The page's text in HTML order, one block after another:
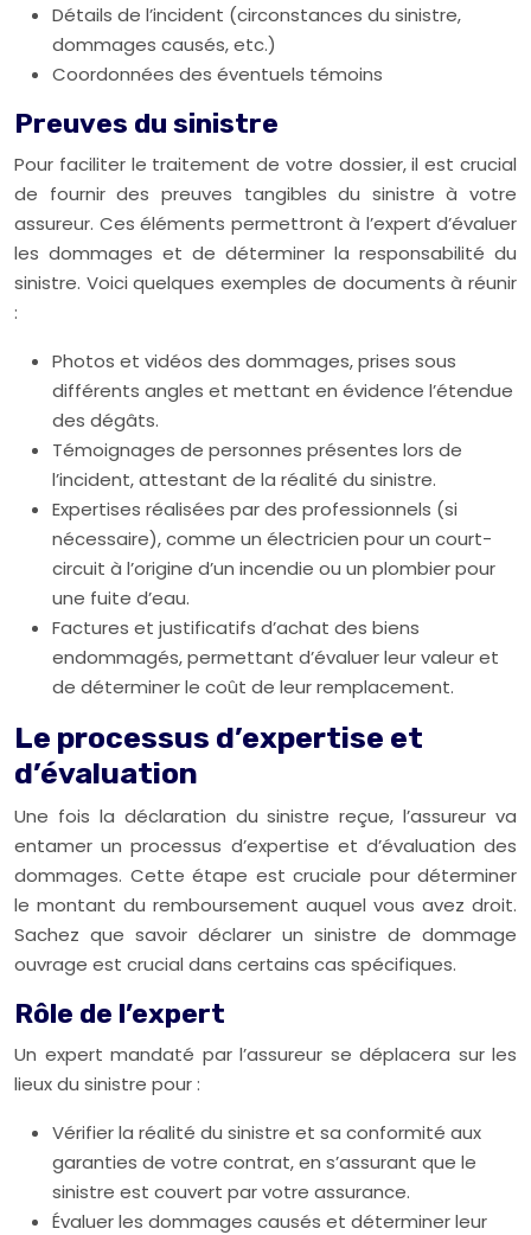
Détails de l’incident (circonstances du sinistre,
dommages causés, etc.)
Coordonnées des éventuels témoins
Preuves du sinistre
Pour faciliter le traitement de votre dossier, il est crucial
de fournir des preuves tangibles du sinistre à votre
assureur. Ces éléments permettront à l’expert d’évaluer
les dommages et de déterminer la responsabilité du
sinistre. Voici quelques exemples de documents à réunir
:
Photos et vidéos des dommages, prises sous
différents angles et mettant en évidence l’étendue
des dégâts.
Témoignages de personnes présentes lors de
l’incident, attestant de la réalité du sinistre.
Expertises réalisées par des professionnels (si
nécessaire), comme un électricien pour un court-
circuit à l’origine d’un incendie ou un plombier pour
une fuite d’eau.
Factures et justificatifs d’achat des biens
endommagés, permettant d’évaluer leur valeur et
de déterminer le coût de leur remplacement.
Le processus d’expertise et
d’évaluation
Une fois la déclaration du sinistre reçue, l’assureur va
entamer un processus d’expertise et d’évaluation des
dommages. Cette étape est cruciale pour déterminer
le montant du remboursement auquel vous avez droit.
Sachez que savoir déclarer un sinistre de dommage
ouvrage est crucial dans certains cas spécifiques.
Rôle de l’expert
Un expert mandaté par l’assureur se déplacera sur les
lieux du sinistre pour :
Vérifier la réalité du sinistre et sa conformité aux
garanties de votre contrat, en s’assurant que le
sinistre est couvert par votre assurance.
Évaluer les dommages causés et déterminer leur